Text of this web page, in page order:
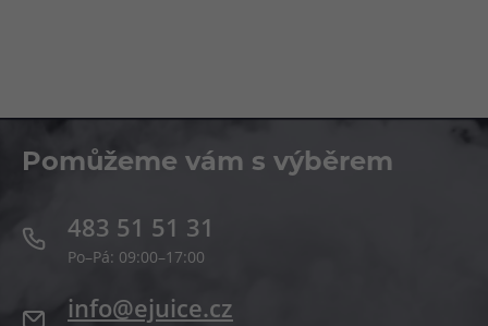
Pomůžeme vám s výběrem
483 51 51 31
Po–Pá: 09:00–17:00
info@ejuice.cz